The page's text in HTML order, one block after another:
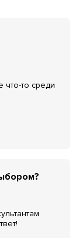
то среди